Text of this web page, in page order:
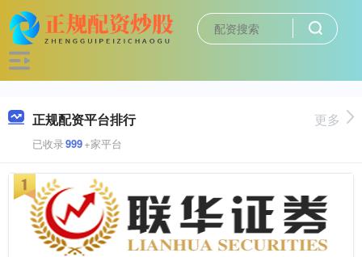
正规配资平台排行
已收录999+家平台
更多